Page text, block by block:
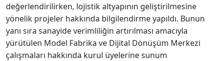
değerlendirilirken, lojistik altyapının geliştirilmesine
yönelik projeler hakkında bilgilendirme yapıldı. Bunun
yanı sıra sanayide verimliliğin artırılması amacıyla
yürütülen Model Fabrika ve Dijital Dönüşüm Merkezi
çalışmaları hakkında kurul üyelerine sunum